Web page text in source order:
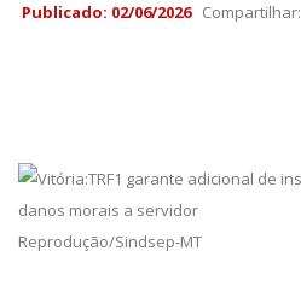
Publicado: 02/06/2026Compartilhar:
Reprodução/Sindsep-MT